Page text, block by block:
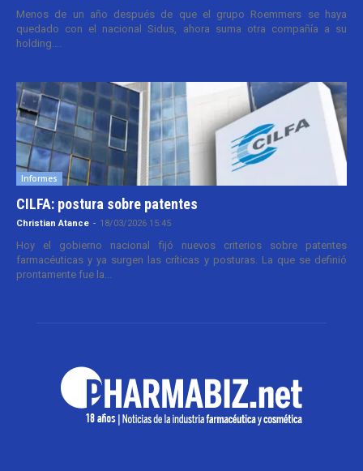
Menos de un año después de que el grupo Roemmers se haya
quedado con el nacional Sidus, ahora suma otra compañía a su
holding....
Informes
CILFA: postura sobre patentes
Christian Atance - 18/03/2026 15:45
Hoy el gobierno nacional fijó nuevos criterios sobre patentes
farmacéuticas y ya surgen las críticas y posturas. La que se definió
prontamente fue la...